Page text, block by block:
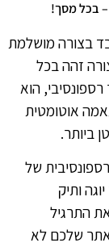
בכל מסך!
בצורה מושלמת
זהה בכל
הוא
אוטומטית
ביותר.
של
ותיק
התרגיל
שלכם לא